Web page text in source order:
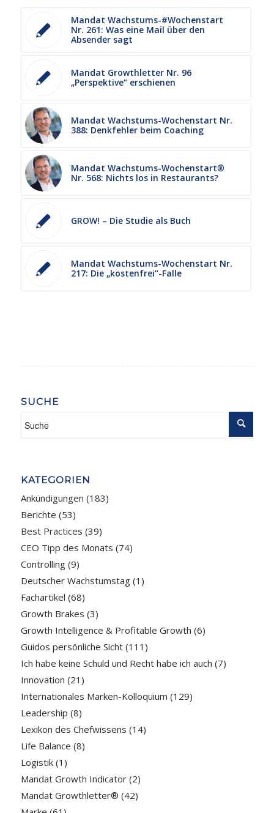
Mandat Wachstums-#Wochenstart
Nr. 261: Was eine Mail über den
Absender sagt
Mandat Growthletter Nr. 96
„Perspektive“ erschienen
Mandat Wachstums-Wochenstart Nr.
388: Denkfehler beim Coaching
Mandat Wachstums-Wochenstart®
Nr. 568: Nichts los in Restaurants?
GROW! – Die Studie als Buch
Mandat Wachstums-Wochenstart Nr.
217: Die „kostenfrei“-Falle
SUCHE
KATEGORIEN
Ankündigungen (183)
Berichte (53)
Best Practices (39)
CEO Tipp des Monats (74)
Controlling(9)
Deutscher Wachstumstag(1)
Fachartikel (68)
Growth Brakes (3)
Growth Intelligence & Profitable Growth (6)
Guidos persönliche Sicht(111)
Ich habe keine Schuld und Recht habe ich auch (7)
Innovation (21)
Internationales Marken-Kolloquium (129)
Leadership (8)
Lexikon des Chefwissens (14)
Life Balance (8)
Logistik(1)
Mandat Growth Indicator(2)
Mandat Growthletter® (42)